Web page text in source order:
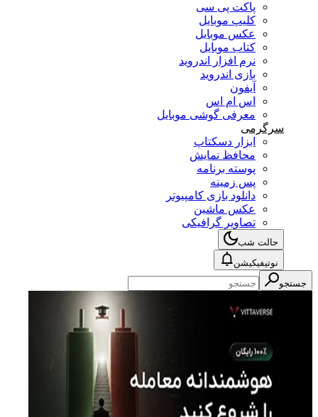
پاکت پی سی
کلیپ موبایل
عکس موبایل
کتاب موبایل
نرم افزار اندروید
بازی اندروید
آیفون
اس ام اس
معرفی گوشی موبایل
سرگرمی
ابزار دسکتاپ
محافظ نمایش
پوسته برنامه
پس زمینه
دانلود بازی کامپیوتر
عکس ماشین
تصاویر گرافیکی
حالت شب
نوتیفیکیشن
جستجو